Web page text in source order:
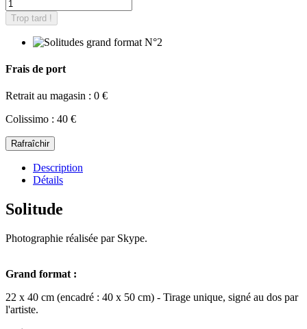
Trop tard !
Frais de port
Retrait au magasin : 0 €
Colissimo : 40 €
Description
Détails
Solitude
Photographie réalisée par Skype.
Grand format :
22 x 40 cm (encadré : 40 x 50 cm) - Tirage unique, signé au dos par
l'artiste.